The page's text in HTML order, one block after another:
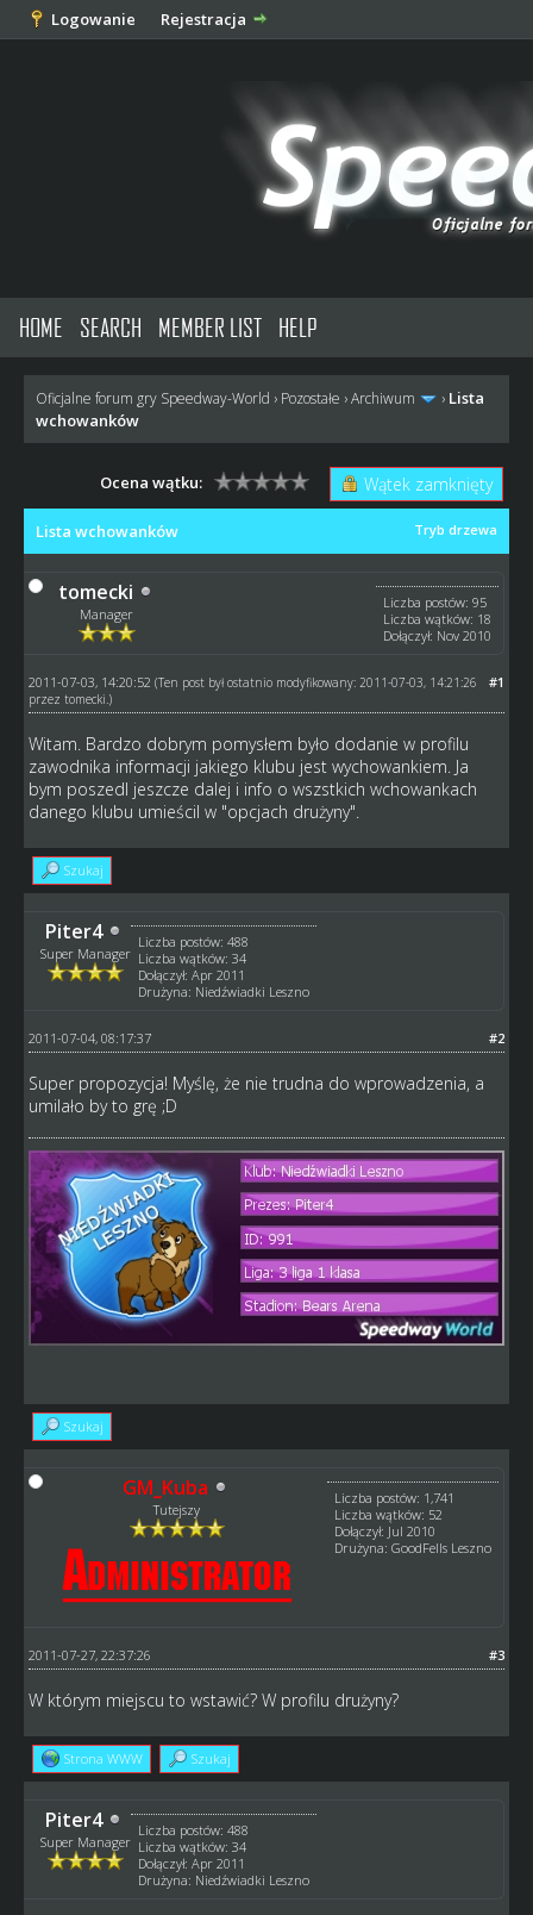
Logowanie Rejestracja
HOME SEARCH MEMBER LIST HELP
Oficjalne forum gry Speedway-World › Pozostałe ›Archiwum › Lista
wchowanków
Wątek zamknięty
Ocena wątku:
Tryb drzewa
Lista wchowanków
tomecki
Manager
Liczba postów: 95
Liczba wątków: 18
Dołączył: Nov 2010
#1
2011-07-03, 14:20:52 (Ten post był ostatnio modyfikowany: 2011-07-03, 14:21:26
przez tomecki .)
Witam. Bardzo dobrym pomysłem było dodanie w profilu
zawodnika informacji jakiego klubu jest wychowankiem. Ja
bym poszedl jeszcze dalej i info o wszstkich wchowankach
danego klubu umieścil w "opcjach drużyny".
Szukaj
Piter4
Super Manager
Liczba postów: 488
Liczba wątków: 34
Dołączył: Apr 2011
Drużyna: Niedźwiadki Leszno
#2
2011-07-04, 08:17:37
Super propozycja! Myślę, że nie trudna do wprowadzenia, a
umilało by to grę ;D
Szukaj
GM_Kuba
Tutejszy
Liczba postów: 1,741
Liczba wątków: 52
Dołączył: Jul 2010
Drużyna: GoodFells Leszno
#3
2011-07-27, 22:37:26
W którym miejscu to wstawić? W profilu drużyny?
Strona WWW Szukaj
Piter4
Super Manager
Liczba postów: 488
Liczba wątków: 34
Dołączył: Apr 2011
Drużyna: Niedźwiadki Leszno